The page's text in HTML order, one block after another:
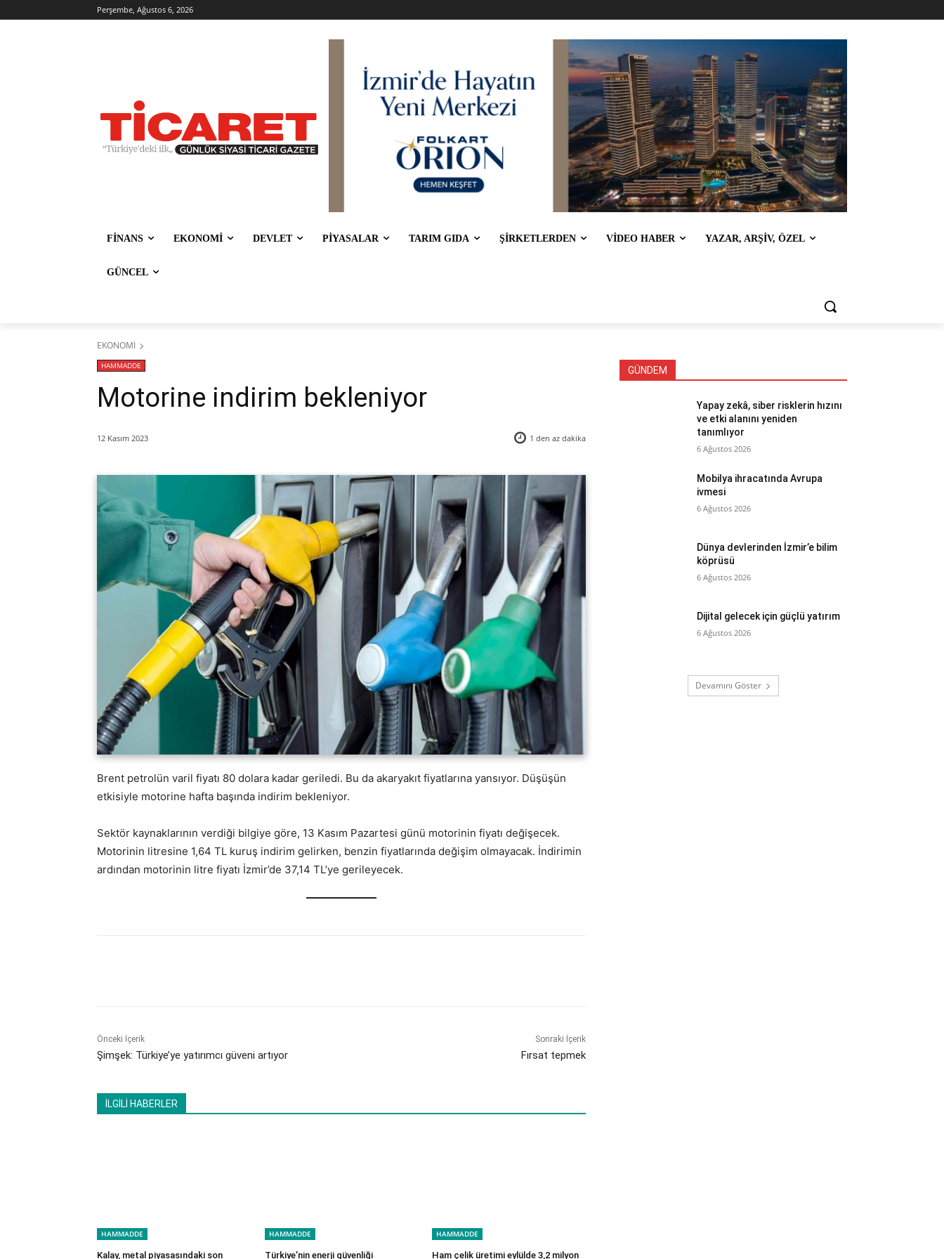
Perşembe, Ağustos 6, 2026
FİNANS EKONOMİ DEVLET PİYASALAR TARIM GIDA ŞİRKETLERDEN VİDEO HABER YAZAR, ARŞİV, ÖZEL
GÜNCEL
EKONOMİ
HAMMADDE
Motorine indirim bekleniyor
12 Kasım 2023 1 den az dakika
Brent petrolün varil fiyatı 80 dolara kadar geriledi. Bu da akaryakıt fiyatlarına yansıyor. Düşüşün
etkisiyle motorine hafta başında indirim bekleniyor.
Sektör kaynaklarının verdiği bilgiye göre, 13 Kasım Pazartesi günü motorinin fiyatı değişecek.
Motorinin litresine 1,64 TL kuruş indirim gelirken, benzin fiyatlarında değişim olmayacak. İndirimin
ardından motorinin litre fiyatı İzmir’de 37,14 TL’ye gerileyecek.
Önceki İçerik
Şimşek: Türkiye’ye yatırımcı güveni artıyor
Sonraki İçerik
Fırsat tepmek
İLGİLİ HABERLER
HAMMADDE
Kalay, metal piyasasındaki son
HAMMADDE
Türkiye’nin enerji güvenliği
HAMMADDE
Ham çelik üretimi eylülde 3,2 milyon
GÜNDEM
Yapay zekâ, siber risklerin hızını
ve etki alanını yeniden
tanımlıyor
6 Ağustos 2026
Mobilya ihracatında Avrupa
ivmesi
6 Ağustos 2026
Dünya devlerinden İzmir’e bilim
köprüsü
6 Ağustos 2026
Dijital gelecek için güçlü yatırım
6 Ağustos 2026
Devamını Göster